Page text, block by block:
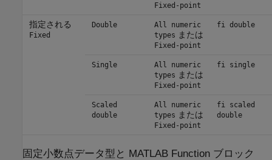
Fixed-point
指定される
Fixed
Double
All numeric
types または
Fixed-point
fi double
Single
All numeric
types または
Fixed-point
fi single
Scaled
double
All numeric
types または
Fixed-point
fi scaled
double
固定小数点データ型と MATLAB Function ブロック